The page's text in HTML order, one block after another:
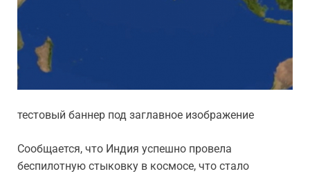
тестовый баннер под заглавное изображение
Сообщается, что Индия успешно провела
беспилотную стыковку в космосе, что стало